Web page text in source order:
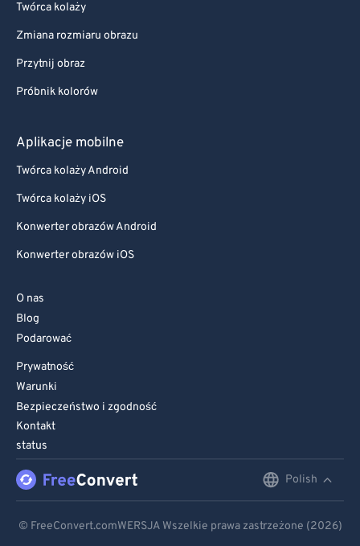
Twórca kolaży
Zmiana rozmiaru obrazu
Przytnij obraz
Próbnik kolorów
Aplikacje mobilne
Twórca kolaży Android
Twórca kolaży iOS
Konwerter obrazów Android
Konwerter obrazów iOS
O nas
Blog
Podarować
Prywatność
Warunki
Bezpieczeństwo i zgodność
Kontakt
status
Polish
© FreeConvert.comWERSJA Wszelkie prawa zastrzeżone (2026)